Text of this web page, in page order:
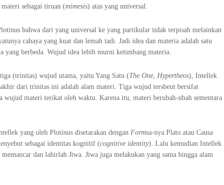
sebagai tiruan (mimesis) atas yang universal.
bahwa dari yang universal ke yang partikular tidak terpisah melainkan
cahaya yang kuat dan lemah tadi. Jadi idea dan materia adalah satu
yang berbeda. Wujud idea lebih murni ketimbang materia.
(trinitas) wujud utama, yaitu Yang Satu (The One, Hypertheos), Intellek
dari trinitas ini adalah alam materi. Tiga wujud tersbeut bersifat
wujud materi terikat oleh waktu. Karena itu, materi berubah-ubah sementara
yang oleh Plotinus disetarakan dengan Formsa-nya Plato atau Causa
sebagai identitas kognitif (cognitive identity). Lalu kemudian Intellek
dan lahirlah Jiwa. Jiwa juga melakukan yang sama hingga alam